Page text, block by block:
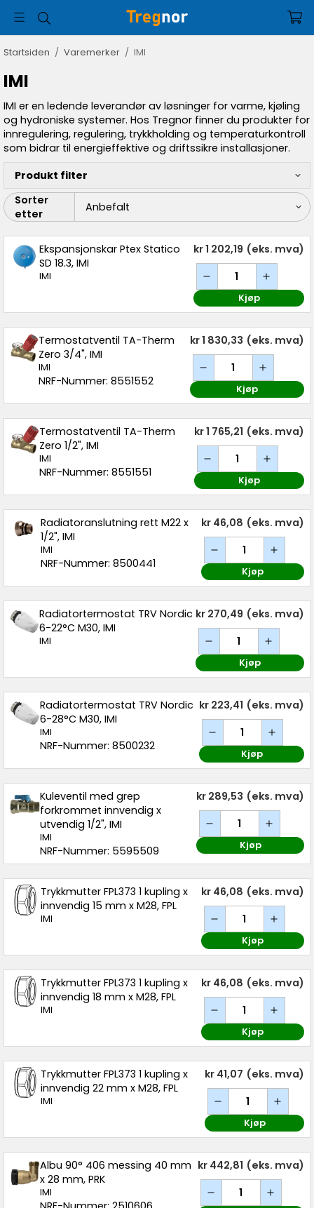
Startsiden / Varemerker / IMI
IMI
IMI er en ledende leverandør av løsninger for varme, kjøling
og hydroniske systemer. Hos Tregnor finner du produkter for
innregulering, regulering, trykkholding og temperaturkontroll
som bidrar til energieffektive og driftssikre installasjoner.
Produkt filter
Sorter
etter
Ekspansjonskar Ptex Statico
SD 18.3, IMI
IMI
kr 1 202,19 (eks. mva)
Kjøp
Termostatventil TA-Therm
Zero 3/4", IMI
IMI
NRF-Nummer: 8551552
kr 1 830,33 (eks. mva)
Kjøp
Termostatventil TA-Therm
Zero 1/2", IMI
IMI
NRF-Nummer: 8551551
kr 1 765,21 (eks. mva)
Kjøp
Radiatoranslutning rett M22 x
1/2", IMI
IMI
NRF-Nummer: 8500441
kr 46,08 (eks. mva)
Kjøp
Radiatortermostat TRV Nordic
6-22°C M30, IMI
IMI
kr 270,49 (eks. mva)
Kjøp
Radiatortermostat TRV Nordic
6-28°C M30, IMI
IMI
NRF-Nummer: 8500232
kr 223,41 (eks. mva)
Kjøp
Kuleventil med grep
forkrommet innvendig x
utvendig 1/2", IMI
IMI
NRF-Nummer: 5595509
kr 289,53 (eks. mva)
Kjøp
Trykkmutter FPL373 1 kupling x
innvendig 15 mm x M28, FPL
IMI
kr 46,08 (eks. mva)
Kjøp
Trykkmutter FPL373 1 kupling x
innvendig 18 mm x M28, FPL
IMI
kr 46,08 (eks. mva)
Kjøp
Trykkmutter FPL373 1 kupling x
innvendig 22 mm x M28, FPL
IMI
kr 41,07 (eks. mva)
Kjøp
Albu 90° 406 messing 40 mm
x 28 mm, PRK
IMI
kr 442,81 (eks. mva)